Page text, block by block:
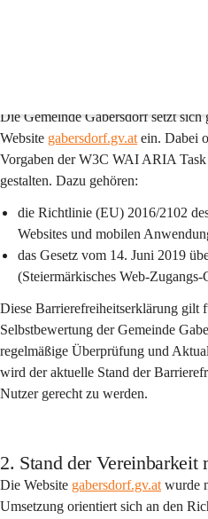
Die Gemeinde Gabersdorf setzt sich
Website gabersdorf.gv.at ein. Dabei
Vorgaben der W3C WAI ARIA Task
gestalten. Dazu gehören:
die Richtlinie (EU) 2016/2102
Websites und mobilen
das Gesetz vom 14. Juni 2019
(Steiermärkisches Web-
Diese Barrierefreiheitserklärung gilt
Selbstbewertung der Gemeinde
regelmäßige Überprüfung und
wird der aktuelle Stand der
Nutzer gerecht zu werden.
2. Stand der Vereinbarkeit
Die Website gabersdorf.gv.at wurde
Umsetzung orientiert sich an den